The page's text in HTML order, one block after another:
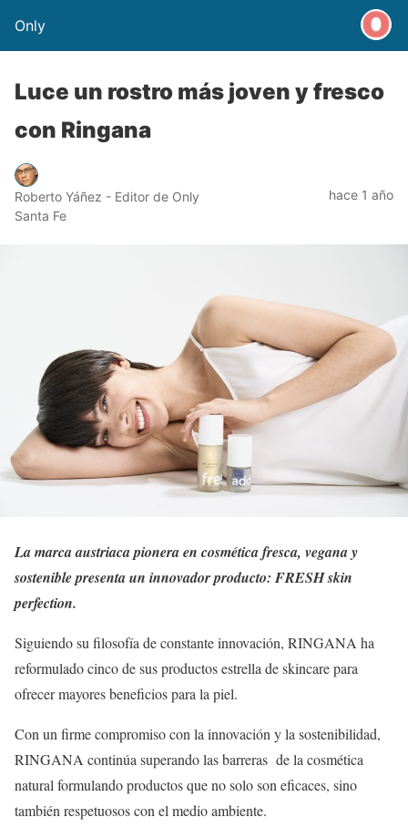
Only
Luce un rostro más joven y fresco
con Ringana
Roberto Yáñez - Editor de Only
Santa Fe
hace 1 año
La marca austriaca pionera en cosmética fresca, vegana y
sostenible presenta un innovador producto: FRESH skin
perfection.
Siguiendo su filosofía de constante innovación, RINGANA ha
reformulado cinco de sus productos estrella de skincare para
ofrecer mayores beneficios para la piel.
Con un firme compromiso con la innovación y la sostenibilidad,
RINGANA continúa superando las barreras de la cosmética
natural formulando productos que no solo son eficaces, sino
también respetuosos con el medio ambiente.